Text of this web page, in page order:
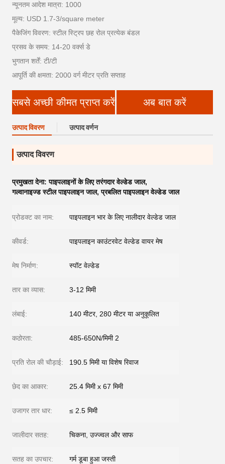
न्यूनतम आदेश मात्रा: 1000
मूल्य: USD 1.7-3/square meter
पैकेजिंग विवरण: स्टील स्ट्रिप छह रोल प्रत्येक बंडल
प्रसव के समय: 14-20 वर्क्स डे
भुगतान शर्तें: टी/टी
आपूर्ति की क्षमता: 2000 वर्ग मीटर प्रति सप्ताह
सबसे अच्छी कीमत प्राप्त करें अब बात करें
उत्पाद विवरण उत्पाद वर्णन
उत्पाद विवरण
प्रमुखता देना:पाइपलाइनों के लिए तरंगदार वेल्डेड जाल,
गल्वानाइज्ड स्टील पाइपलाइन जाल,प्रबलित पाइपलाइन वेल्डेड जाल
प्रोडक्ट का नाम: पाइपलाइन भार के लिए नालीदार वेल्डेड जाल
कीवर्ड: पाइपलाइन काउंटरवेट वेल्डेड वायर मेष
मेष निर्माण: स्पॉट वेल्डेड
तार का व्यास: 3-12 मिमी
लंबाई: 140 मीटर, 280 मीटर या अनुकूलित
कठोरता: 485-650N/मिमी 2
प्रति रोल की चौड़ाई: 190.5 मिमी या विशेष रिवाज
छेद का आकार: 25.4 मिमी x 67 मिमी
उजागर तार धार: ≤ 2.5 मिमी
जालीदार सतह: चिकना, उज्ज्वल और साफ
सतह का उपचार: गर्म डूबा हुआ जस्ती